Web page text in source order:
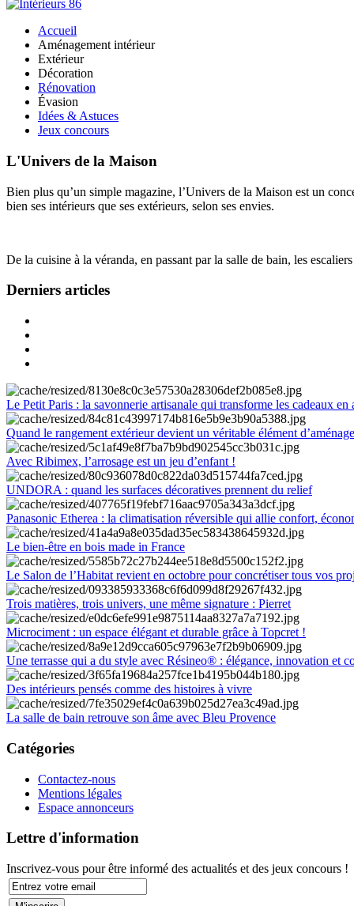
Accueil
Aménagement intérieur
Extérieur
Décoration
Rénovation
Évasion
Idées & Astuces
Jeux concours
L'Univers de la Maison
Bien plus qu’un simple magazine, l’Univers de la Maison est un
bien ses intérieurs que ses extérieurs, selon ses envies.
De la cuisine à la véranda, en passant par la salle de bain, les
Derniers articles
Le Petit Paris : la savonnerie artisanale qui transforme les cadeaux en
Quand le rangement extérieur devient un véritable élément
Avec Ribimex, l’arrosage est un jeu d’enfant !
UNDORA : quand les surfaces décoratives prennent du relief
Panasonic Etherea : la climatisation réversible qui allie confort,
Le bien-être en bois made in France
Le Salon de l’Habitat revient en octobre pour concrétiser tous vos
Trois matières, trois univers, une même signature : Pierret
Microciment : un espace élégant et durable grâce à Topcret !
Une terrasse qui a du style avec Résineo® : élégance, innovation et
Des intérieurs pensés comme des histoires à vivre
La salle de bain retrouve son âme avec Bleu Provence
Catégories
Contactez-nous
Mentions légales
Espace annonceurs
Lettre d'information
Inscrivez-vous pour être informé des actualités et des jeux concours !